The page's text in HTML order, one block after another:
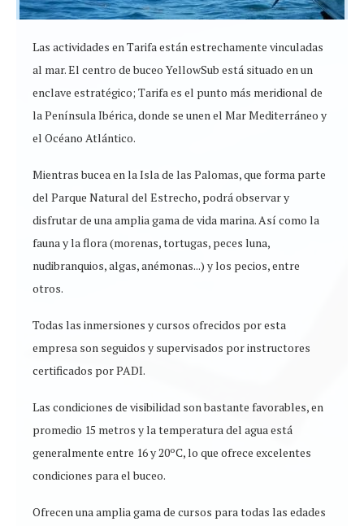
Las actividades en Tarifa están estrechamente vinculadas
al mar. El centro de buceo YellowSub está situado en un
enclave estratégico; Tarifa es el punto más meridional de
la Península Ibérica, donde se unen el Mar Mediterráneo y
el Océano Atlántico.
Mientras bucea en la Isla de las Palomas, que forma parte
del Parque Natural del Estrecho, podrá observar y
disfrutar de una amplia gama de vida marina. Así como la
fauna y la flora (morenas, tortugas, peces luna,
nudibranquios, algas, anémonas...) y los pecios, entre
otros.
Todas las inmersiones y cursos ofrecidos por esta
empresa son seguidos y supervisados por instructores
certificados por PADI.
Las condiciones de visibilidad son bastante favorables, en
promedio 15 metros y la temperatura del agua está
generalmente entre 16 y 20ºC, lo que ofrece excelentes
condiciones para el buceo.
Ofrecen una amplia gama de cursos para todas las edades